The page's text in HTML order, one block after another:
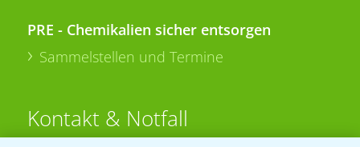
PRE - Chemikalien sicher entsorgen
Sammelstellen und Termine
Kontakt & Notfall